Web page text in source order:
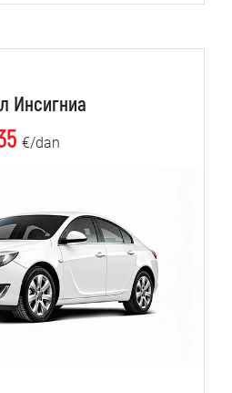
Инсигниа
€/dan